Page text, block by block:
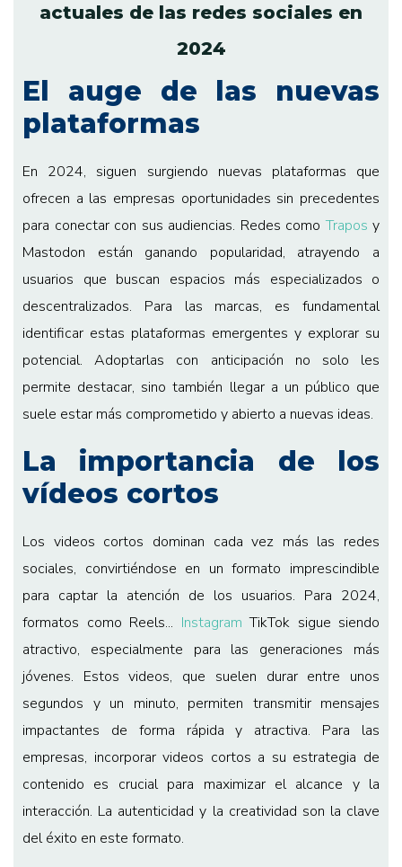
actuales de las redes sociales en
2024
El auge de las nuevas
plataformas
En 2024, siguen surgiendo nuevas plataformas que
ofrecen a las empresas oportunidades sin precedentes
para conectar con sus audiencias. Redes comoTrapos y
Mastodon están ganando popularidad, atrayendo a
usuarios que buscan espacios más especializados o
descentralizados. Para las marcas, es fundamental
identificar estas plataformas emergentes y explorar su
potencial. Adoptarlas con anticipación no solo les
permite destacar, sino también llegar a un público que
suele estar más comprometido y abierto a nuevas ideas.
La importancia de los
vídeos cortos
Los videos cortos dominan cada vez más las redes
sociales, convirtiéndose en un formato imprescindible
para captar la atención de los usuarios. Para 2024,
formatos como Reels... Instagram TikTok sigue siendo
atractivo, especialmente para las generaciones más
jóvenes. Estos videos, que suelen durar entre unos
segundos y un minuto, permiten transmitir mensajes
impactantes de forma rápida y atractiva. Para las
empresas, incorporar videos cortos a su estrategia de
contenido es crucial para maximizar el alcance y la
interacción. La autenticidad y la creatividad son la clave
del éxito en este formato.